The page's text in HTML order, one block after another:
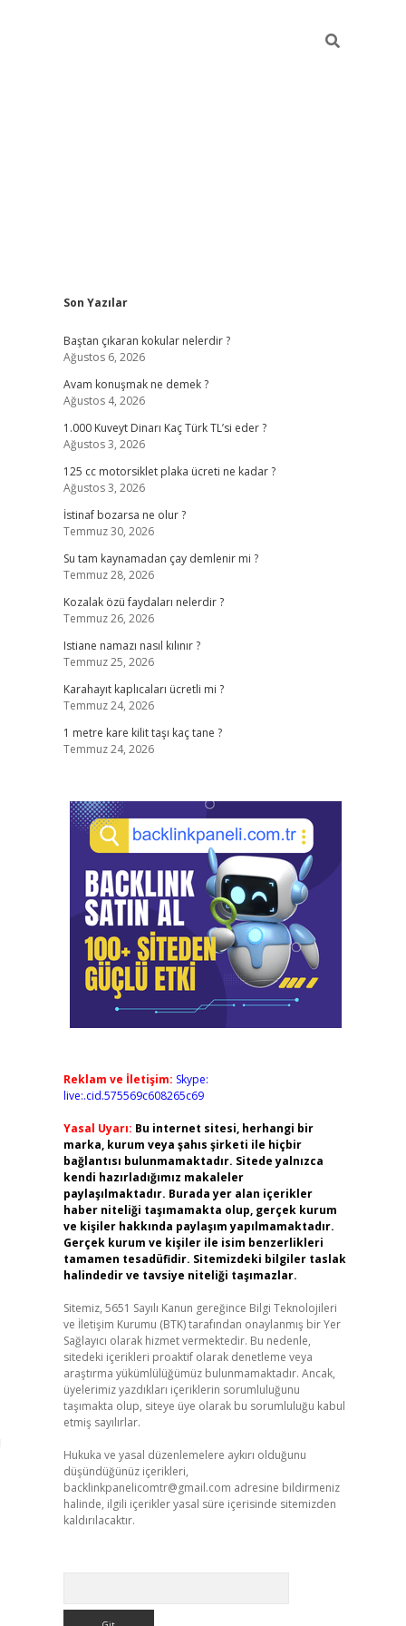
Sidebar
Son Yazılar
Baştan çıkaran kokular nelerdir ?
Ağustos 6, 2026
Avam konuşmak ne demek ?
Ağustos 4, 2026
1.000 Kuveyt Dinarı Kaç Türk TL’si eder ?
Ağustos 3, 2026
125 cc motorsiklet plaka ücreti ne kadar ?
Ağustos 3, 2026
İstinaf bozarsa ne olur ?
Temmuz 30, 2026
Su tam kaynamadan çay demlenir mi ?
Temmuz 28, 2026
Kozalak özü faydaları nelerdir ?
Temmuz 26, 2026
Istiane namazı nasıl kılınır ?
Temmuz 25, 2026
Karahayıt kaplıcaları ücretli mi ?
Temmuz 24, 2026
1 metre kare kilit taşı kaç tane ?
Temmuz 24, 2026
Reklam ve İletişim: Skype:
live:.cid.575569c608265c69
Yasal Uyarı: Bu internet sitesi, herhangi bir
marka, kurum veya şahıs şirketi ile hiçbir
bağlantısı bulunmamaktadır. Sitede yalnızca
kendi hazırladığımız makaleler
paylaşılmaktadır. Burada yer alan içerikler
haber niteliği taşımamakta olup, gerçek kurum
ve kişiler hakkında paylaşım yapılmamaktadır.
Gerçek kurum ve kişiler ile isim benzerlikleri
tamamen tesadüfidir. Sitemizdeki bilgiler taslak
halindedir ve tavsiye niteliği taşımazlar.
Sitemiz, 5651 Sayılı Kanun gereğince Bilgi Teknolojileri
ve İletişim Kurumu (BTK) tarafından onaylanmış bir Yer
Sağlayıcı olarak hizmet vermektedir. Bu nedenle,
sitedeki içerikleri proaktif olarak denetleme veya
araştırma yükümlülüğümüz bulunmamaktadır. Ancak,
üyelerimiz yazdıkları içeriklerin sorumluluğunu
taşımakta olup, siteye üye olarak bu sorumluluğu kabul
etmiş sayılırlar.
Hukuka ve yasal düzenlemelere aykırı olduğunu
düşündüğünüz içerikleri,
backlinkpanelicomtr@gmail.com adresine bildirmeniz
halinde, ilgili içerikler yasal süre içerisinde sitemizden
kaldırılacaktır.